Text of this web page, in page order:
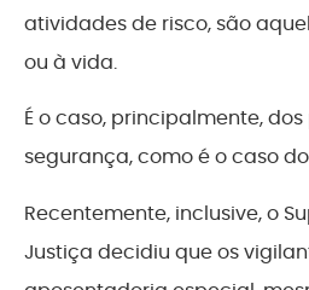
atividades de risco, são
ou à vida.
É o caso, principalmente,
segurança, como é o caso
Recentemente, inclusive, o
Justiça decidiu que os